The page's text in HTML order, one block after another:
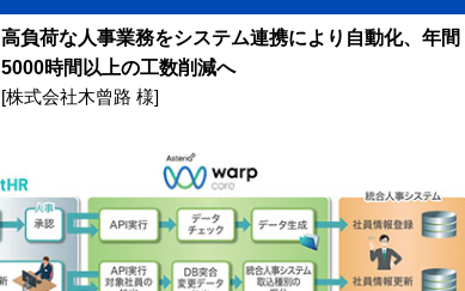
高負荷な人事業務をシステム連携により自動化、年間
5000時間以上の工数削減へ
[株式会社木曾路 様]